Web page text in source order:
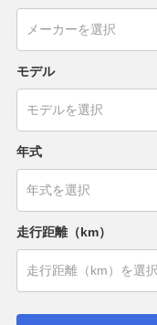
モデル
年式
走行距離（km）